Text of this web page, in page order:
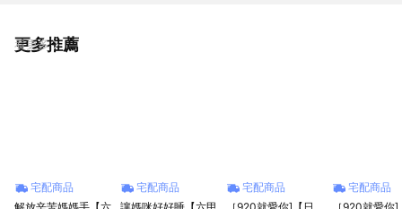
更多推薦
看更多
宅配商品
宅配商品
宅配商品
宅配商品